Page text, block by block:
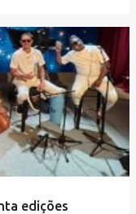
edições